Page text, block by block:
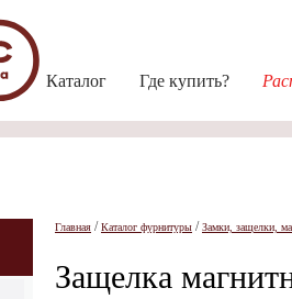
Каталог Где купить?
Главная /Каталог фурнитуры /Замки, защелки,
Защелка